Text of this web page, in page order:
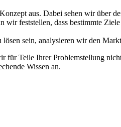
aus. Dabei sehen wir über
wir feststellen, dass bestimmte
sein, analysieren wir den
für Teile Ihrer Problemstellung
Wissen an.